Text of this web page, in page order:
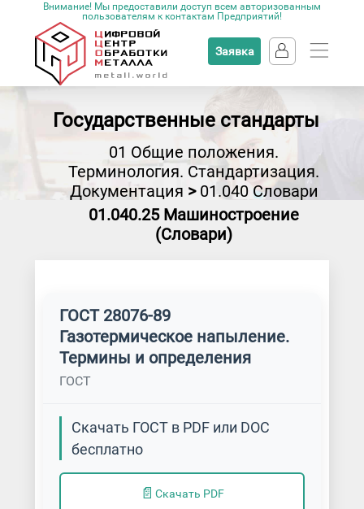
Внимание! Мы предоставили доступ всем авторизованным
пользователям к контактам Предприятий!
Заявка
Государственные стандарты
01 Общие положения.
Терминология. Стандартизация.
Документация > 01.040 Словари
01.040.25 Машиностроение
(Словари)
ГОСТ 28076-89
Газотермическое напыление.
Термины и определения
ГОСТ
Скачать ГОСТ в PDF или DOC
бесплатно
📄 Скачать PDF